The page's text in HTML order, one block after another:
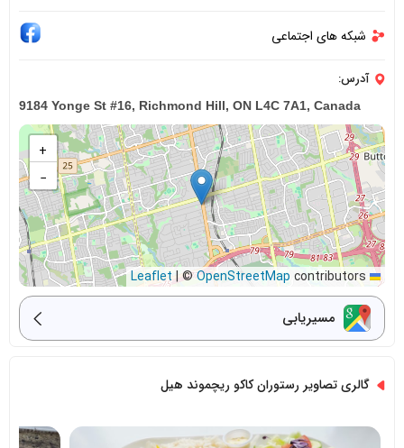
شبکه های اجتماعی
آدرس:
9184 Yonge St #16, Richmond Hill, ON L4C 7A1, Canada
+
−
|©OpenStreetMap contributors
مسیریابی
گالری تصاویر رستوران کاکو ریچموند هیل